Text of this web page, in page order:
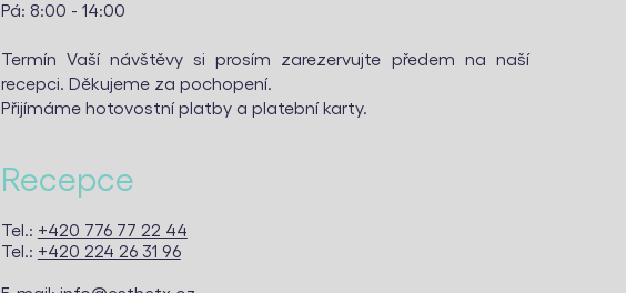
Pá: 8:00 - 14:00
Termín Vaší návštěvy si prosím zarezervujte předem na naší
recepci. Děkujeme za pochopení.
Přijímáme hotovostní platby a platební karty.
Recepce
Tel.: +420 776 77 22 44
Tel.: +420 224 26 31 96